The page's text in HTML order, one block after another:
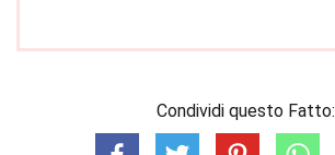
Condividi questo Fatto: